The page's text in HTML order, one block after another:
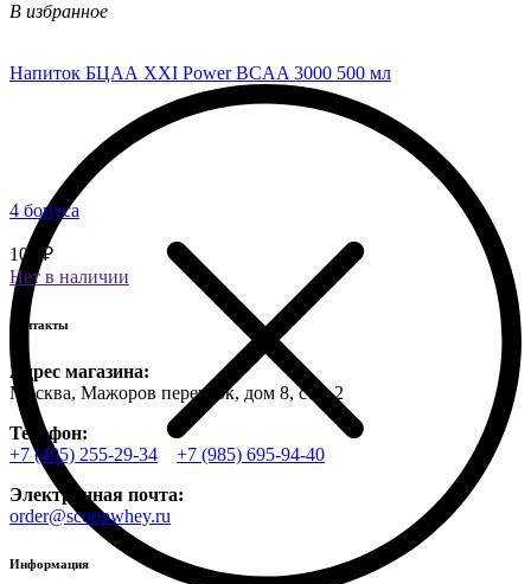
В избранное
Напиток БЦАА XXI Power BCAA 3000 500 мл
4 бонуса
100 ₽
Нет в наличии
Контакты
Адрес магазина:
Москва, Мажоров переулок, дом 8, стр. 2
Телефон:
+7 (495) 255-29-34
+7 (985) 695-94-40
Электронная почта:
order@scoopwhey.ru
Информация